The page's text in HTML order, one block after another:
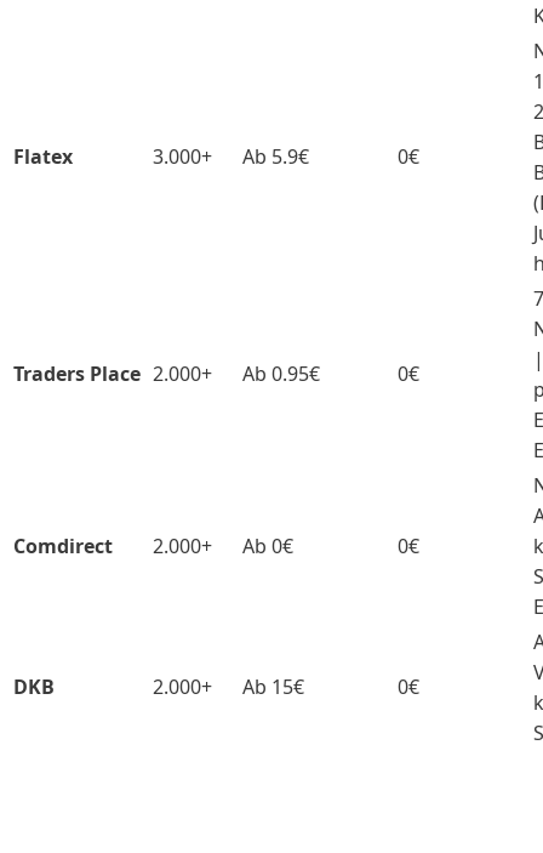
Flatex 3.000+ Ab 5.9€ 0€
Traders Place 2.000+ Ab 0.95€ 0€
Comdirect 2.000+ Ab 0€ 0€
DKB 2.000+ Ab 15€ 0€